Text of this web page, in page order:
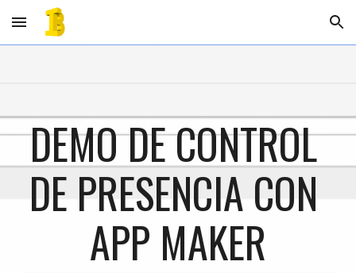
Skip to main content Skip to navigation
DEMO DE CONTROL
DE PRESENCIA CON
APP MAKER